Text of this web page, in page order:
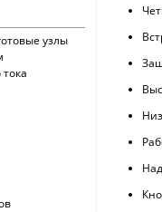
узлы